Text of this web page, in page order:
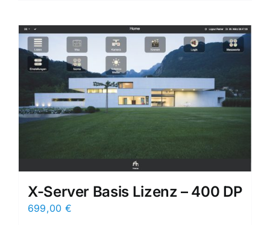
X-Server Basis Lizenz – 400 DP
699,00 €